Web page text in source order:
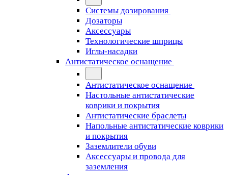
Системы дозирования
Дозаторы
Аксессуары
Технологические шприцы
Иглы-насадки
Антистатическое оснащение
Антистатическое оснащение
Настольные антистатические
коврики и покрытия
Антистатические браслеты
Напольные антистатические коврики
и покрытия
Заземлители обуви
Аксессуары и провода для
заземления